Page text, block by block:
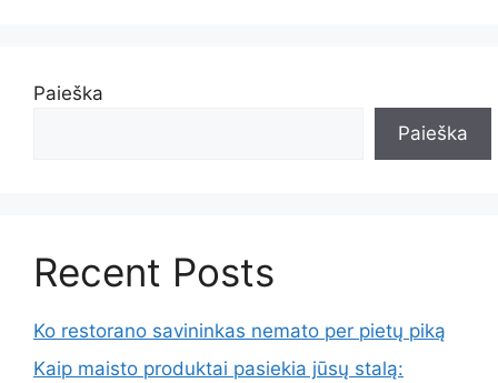
Paieška
Paieška
Recent Posts
Ko restorano savininkas nemato per pietų piką
Kaip maisto produktai pasiekia jūsų stalą: